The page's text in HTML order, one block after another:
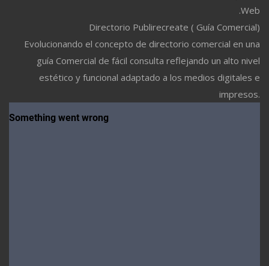
Web.
Directorio Publirecreate ( Guía Comercial)
Evolucionando el concepto de directorio comercial en una
guía Comercial de fácil consulta reflejando un alto nivel
estético y funcional adaptado a los medios digitales e
impresos.